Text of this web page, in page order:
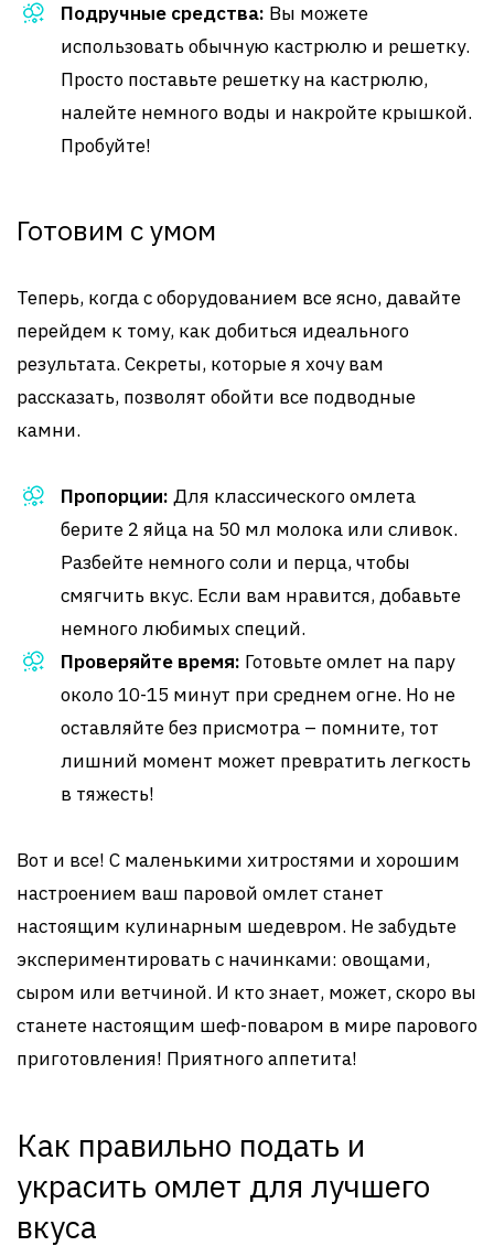
Подручные средства: Вы можете
использовать обычную кастрюлю и решетку.
Просто поставьте решетку на кастрюлю,
налейте немного воды и накройте крышкой.
Пробуйте!
Готовим с умом
Теперь, когда с оборудованием все ясно, давайте
перейдем к тому, как добиться идеального
результата. Секреты, которые я хочу вам
рассказать, позволят обойти все подводные
камни.
Пропорции: Для классического омлета
берите 2 яйца на 50 мл молока или сливок.
Разбейте немного соли и перца, чтобы
смягчить вкус. Если вам нравится, добавьте
немного любимых специй.
Проверяйте время: Готовьте омлет на пару
около 10-15 минут при среднем огне. Но не
оставляйте без присмотра – помните, тот
лишний момент может превратить легкость
в тяжесть!
Вот и все! С маленькими хитростями и хорошим
настроением ваш паровой омлет станет
настоящим кулинарным шедевром. Не забудьте
экспериментировать с начинками: овощами,
сыром или ветчиной. И кто знает, может, скоро вы
станете настоящим шеф-поваром в мире парового
приготовления! Приятного аппетита!
Как правильно подать и
украсить омлет для лучшего
вкуса